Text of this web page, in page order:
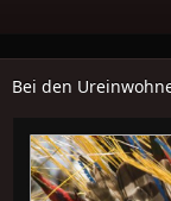
Bei den